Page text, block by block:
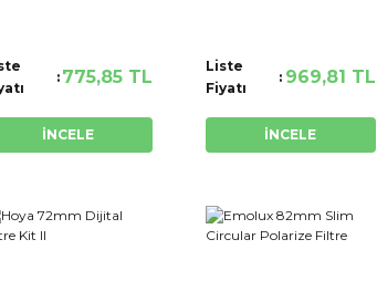
775,85 TL
İNCELE
Liste
Fiyatı
969,81 TL
İNCELE